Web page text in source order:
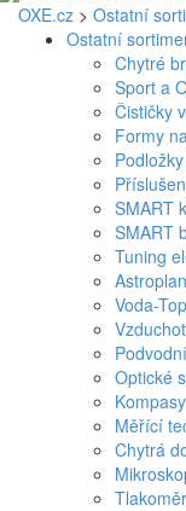
OXE.cz > Ostatní
Ostatní
Chytré
Sport a
Čističky
Formy
SMART
SMART
Tuning
Voda-
Optické
Kompasy
Měřící
Chytrá